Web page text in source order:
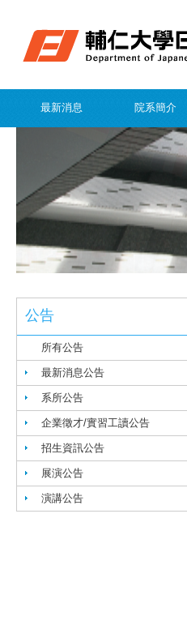
最新消息 院系簡介
公告
所有公告
最新消息公告
系所公告
企業徵才/實習工讀公告
招生資訊公告
展演公告
演講公告